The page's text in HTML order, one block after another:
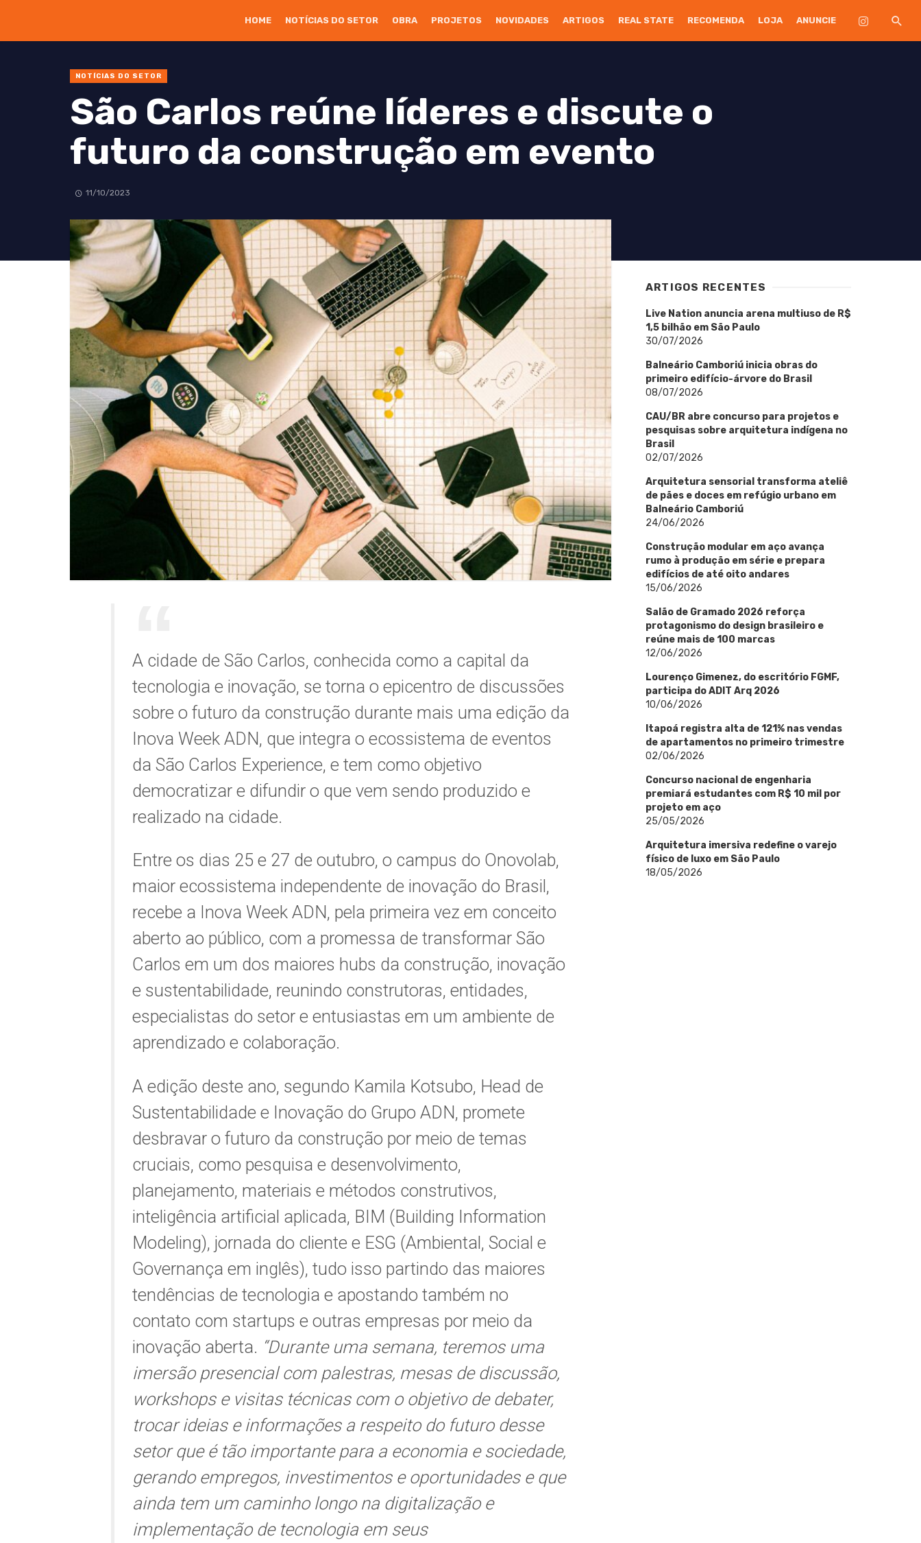
HOME NOTÍCIAS DO SETOR OBRA PROJETOS NOVIDADES ARTIGOS REAL STATE RECOMENDA LOJA ANUNCIE
NOTÍCIAS DO SETOR
São Carlos reúne líderes e discute o
futuro da construção em evento
11/10/2023
A cidade de São Carlos, conhecida como a capital da
tecnologia e inovação, se torna o epicentro de discussões
sobre o futuro da construção durante mais uma edição da
Inova Week ADN, que integra o ecossistema de eventos
da São Carlos Experience, e tem como objetivo
democratizar e difundir o que vem sendo produzido e
realizado na cidade.
Entre os dias 25 e 27 de outubro, o campus do Onovolab,
maior ecossistema independente de inovação do Brasil,
recebe a Inova Week ADN, pela primeira vez em conceito
aberto ao público, com a promessa de transformar São
Carlos em um dos maiores hubs da construção, inovação
e sustentabilidade, reunindo construtoras, entidades,
especialistas do setor e entusiastas em um ambiente de
aprendizado e colaboração.
A edição deste ano, segundo Kamila Kotsubo, Head de
Sustentabilidade e Inovação do Grupo ADN, promete
desbravar o futuro da construção por meio de temas
cruciais, como pesquisa e desenvolvimento,
planejamento, materiais e métodos construtivos,
inteligência artificial aplicada, BIM (Building Information
Modeling), jornada do cliente e ESG (Ambiental, Social e
Governança em inglês), tudo isso partindo das maiores
tendências de tecnologia e apostando também no
contato com startups e outras empresas por meio da
inovação aberta. “Durante uma semana, teremos uma
imersão presencial com palestras, mesas de discussão,
workshops e visitas técnicas com o objetivo de debater,
trocar ideias e informações a respeito do futuro desse
setor que é tão importante para a economia e sociedade,
gerando empregos, investimentos e oportunidades e que
ainda tem um caminho longo na digitalização e
implementação de tecnologia em seus
ARTIGOS RECENTES
Live Nation anuncia arena multiuso de R$
1,5 bilhão em São Paulo
30/07/2026
Balneário Camboriú inicia obras do
primeiro edifício-árvore do Brasil
08/07/2026
CAU/BR abre concurso para projetos e
pesquisas sobre arquitetura indígena no
Brasil
02/07/2026
Arquitetura sensorial transforma ateliê
de pães e doces em refúgio urbano em
Balneário Camboriú
24/06/2026
Construção modular em aço avança
rumo à produção em série e prepara
edifícios de até oito andares
15/06/2026
Salão de Gramado 2026 reforça
protagonismo do design brasileiro e
reúne mais de 100 marcas
12/06/2026
Lourenço Gimenez, do escritório FGMF,
participa do ADIT Arq 2026
10/06/2026
Itapoá registra alta de 121% nas vendas
de apartamentos no primeiro trimestre
02/06/2026
Concurso nacional de engenharia
premiará estudantes com R$ 10 mil por
projeto em aço
25/05/2026
Arquitetura imersiva redefine o varejo
físico de luxo em São Paulo
18/05/2026